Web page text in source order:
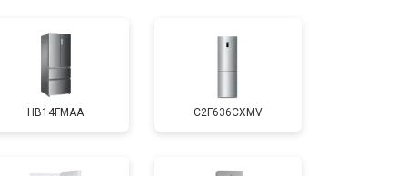
1700 ₽ Заказать
2550 ₽ Заказать
HB14FMAA C2F636CXMV